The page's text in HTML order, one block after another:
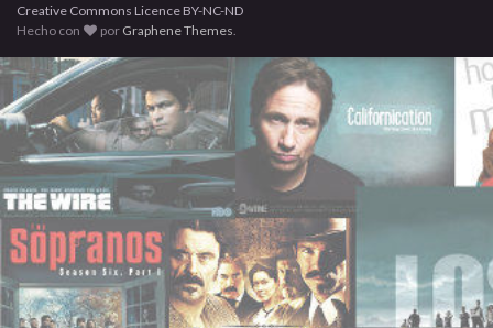
Creative Commons Licence BY-NC-ND
Hecho con
por Graphene Themes